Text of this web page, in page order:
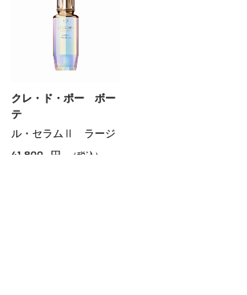
クレ・ド・ポー ボー
テ
ル・セラムⅡ ラージ
41,800 円 （税込）